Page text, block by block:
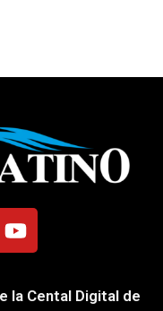
la Cental Digital de